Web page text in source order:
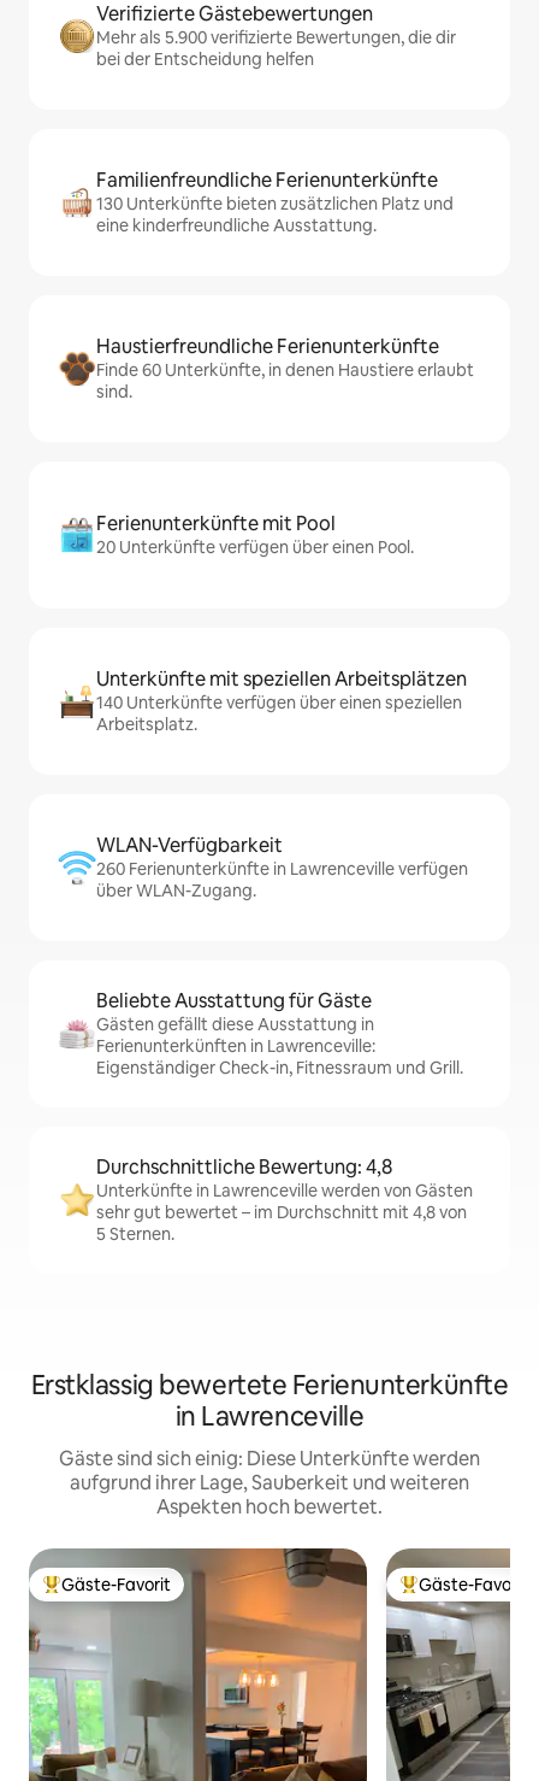
Verifizierte Gästebewertungen
Mehr als 5.900 verifizierte Bewertungen, die dir
bei der Entscheidung helfen
Familienfreundliche Ferienunterkünfte
130 Unterkünfte bieten zusätzlichen Platz und
eine kinderfreundliche Ausstattung.
Haustierfreundliche Ferienunterkünfte
Finde 60 Unterkünfte, in denen Haustiere erlaubt
sind.
Ferienunterkünfte mit Pool
20 Unterkünfte verfügen über einen Pool.
Unterkünfte mit speziellen Arbeitsplätzen
140 Unterkünfte verfügen über einen speziellen
Arbeitsplatz.
WLAN-Verfügbarkeit
260 Ferienunterkünfte in Lawrenceville verfügen
über WLAN-Zugang.
Beliebte Ausstattung für Gäste
Gästen gefällt diese Ausstattung in
Ferienunterkünften in Lawrenceville:
Eigenständiger Check-in, Fitnessraum und Grill.
Durchschnittliche Bewertung: 4,8
Unterkünfte in Lawrenceville werden von Gästen
sehr gut bewertet – im Durchschnitt mit 4,8 von
5 Sternen.
Erstklassig bewertete Ferienunterkünfte
in Lawrenceville
Gäste sind sich einig: Diese Unterkünfte werden
aufgrund ihrer Lage, Sauberkeit und weiteren
Aspekten hoch bewertet.
Beliebter Gäste-Favorit.
Gäste-Favorit Beliebter Gäste-
Gäste-Favorit